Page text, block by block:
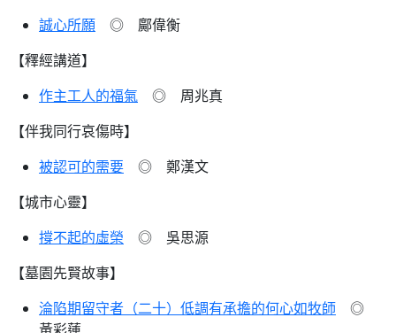
誠心所願 ◎ 鄺偉衡
【釋經講道】
作主工人的福氣 ◎ 周兆真
【伴我同行哀傷時】
被認可的需要 ◎ 鄭漢文
【城市心靈】
撐不起的虛榮 ◎ 吳思源
【墓園先賢故事】
淪陷期留守者（二十）低調有承擔的何心如牧師 ◎